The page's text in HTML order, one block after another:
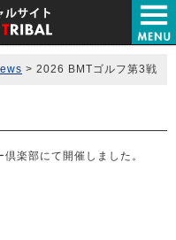
> 2026 BMTゴルフ第3戦
楽部にて開催しました。